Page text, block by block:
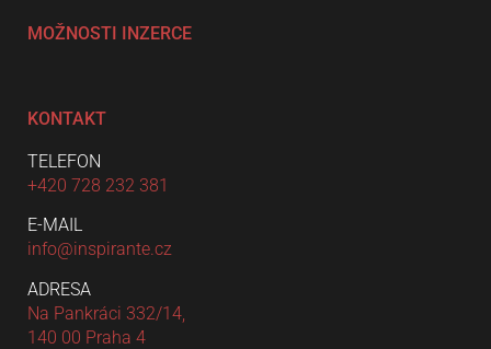
MOŽNOSTI INZERCE
KONTAKT
TELEFON
+420 728 232 381
E-MAIL
info@inspirante.cz
ADRESA
Na Pankráci 332/14,
140 00 Praha 4